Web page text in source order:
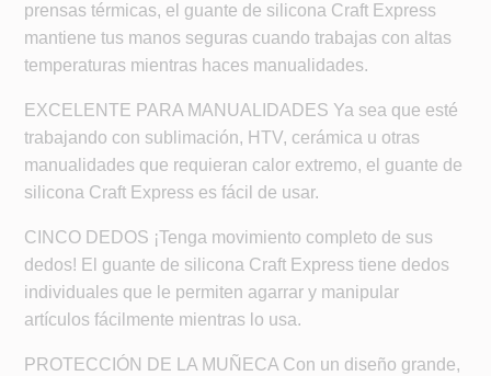
prensas térmicas, el guante de silicona Craft Express
mantiene tus manos seguras cuando trabajas con altas
temperaturas mientras haces manualidades.
EXCELENTE PARA MANUALIDADES Ya sea que esté
trabajando con sublimación, HTV, cerámica u otras
manualidades que requieran calor extremo, el guante de
silicona Craft Express es fácil de usar.
CINCO DEDOS ¡Tenga movimiento completo de sus
dedos! El guante de silicona Craft Express tiene dedos
individuales que le permiten agarrar y manipular
artículos fácilmente mientras lo usa.
PROTECCIÓN DE LA MUÑECA Con un diseño grande,